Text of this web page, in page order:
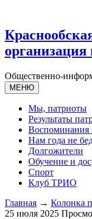
организация
Общественно-
МЕНЮ
Мы, патриоты
Результаты
Воспоминания
Нам года не
Долгожители
Обучение и
Спорт
Клуб ТРИО
Главная → Колонка
25 июля 2025